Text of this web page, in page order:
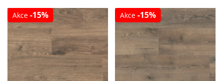
Akce -15% Akce -15%